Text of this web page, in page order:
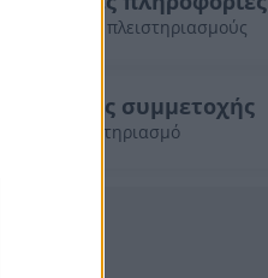
για τους πλειστηριασμούς
Οδηγός συμμετοχής
σε πλειστηριασμό